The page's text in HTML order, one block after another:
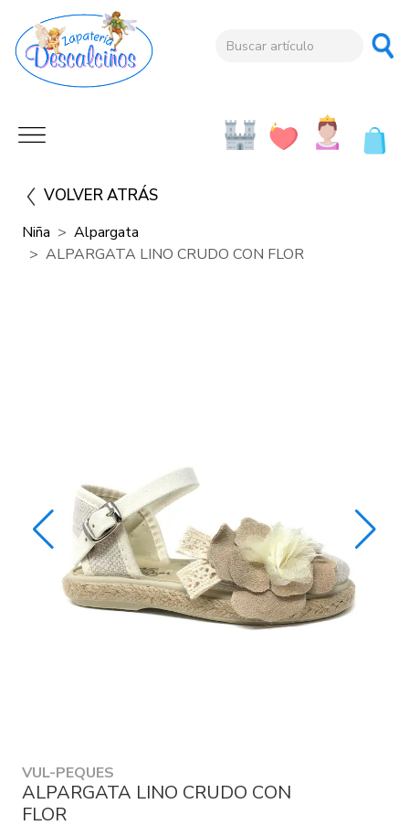
VOLVER ATRÁS
Niña
Alpargata
ALPARGATA LINO CRUDO CON FLOR
VUL-PEQUES
ALPARGATA LINO CRUDO CON
FLOR